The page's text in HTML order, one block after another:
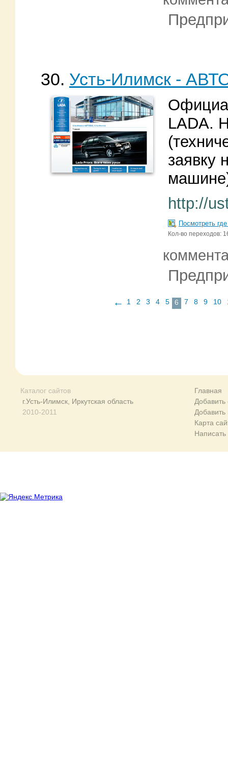
30. Усть-Илимск -
LADA.
заявку
http://
Посмотреть
Кол-во переходов:
← 1 2 3 4 5 6 7 8 9 10
Каталог сайтов
г.Усть-Илимск, Иркутская область
2010-2011
Главная
Добавить
Карта